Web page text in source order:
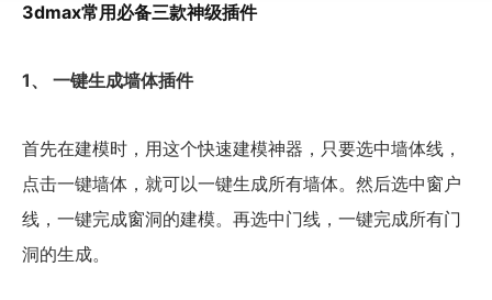
3dmax常用必备三款神级插件
1、 一键生成墙体插件
首先在建模时，用这个快速建模神器，只要选中墙体线，
点击一键墙体，就可以一键生成所有墙体。然后选中窗户
线，一键完成窗洞的建模。再选中门线，一键完成所有门
洞的生成。